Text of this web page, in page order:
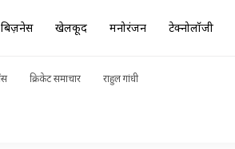
बिज़नेस खेलकूद मनोरंजन टेक्नोलॉजी
क्रिकेट समाचार राहुल गांधी